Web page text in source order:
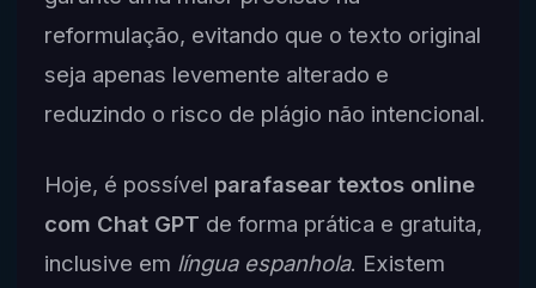
reformulação, evitando que o texto original
seja apenas levemente alterado e
reduzindo o risco de plágio não intencional.
Hoje, é possível parafasear textos online
com Chat GPT de forma prática e gratuita,
inclusive em língua espanhola. Existem